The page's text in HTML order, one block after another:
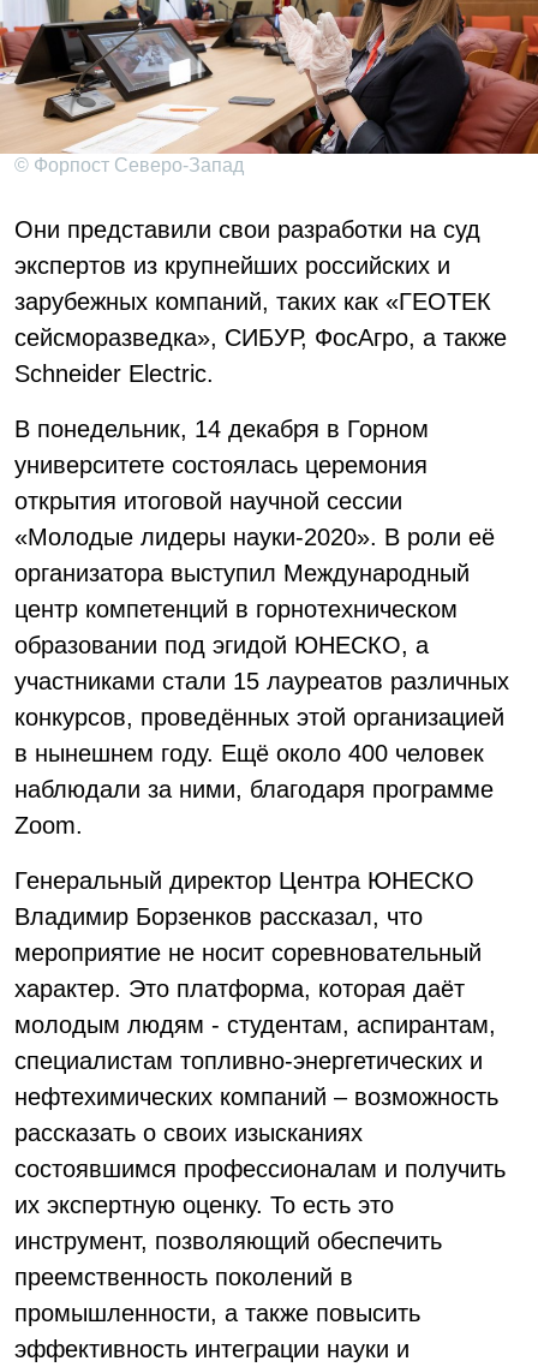
© Форпост Северо-Запад
Они представили свои разработки на суд
экспертов из крупнейших российских и
зарубежных компаний, таких как «ГЕОТЕК
сейсморазведка», СИБУР, ФосАгро, а также
Schneider Electric.
В понедельник, 14 декабря в Горном
университете состоялась церемония
открытия итоговой научной сессии
«Молодые лидеры науки-2020». В роли её
организатора выступил Международный
центр компетенций в горнотехническом
образовании под эгидой ЮНЕСКО, а
участниками стали 15 лауреатов различных
конкурсов, проведённых этой организацией
в нынешнем году. Ещё около 400 человек
наблюдали за ними, благодаря программе
Zoom.
Генеральный директор Центра ЮНЕСКО
Владимир Борзенков рассказал, что
мероприятие не носит соревновательный
характер. Это платформа, которая даёт
молодым людям - студентам, аспирантам,
специалистам топливно-энергетических и
нефтехимических компаний – возможность
рассказать о своих изысканиях
состоявшимся профессионалам и получить
их экспертную оценку. То есть это
инструмент, позволяющий обеспечить
преемственность поколений в
промышленности, а также повысить
эффективность интеграции науки и